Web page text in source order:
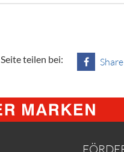
Seite teilen bei: